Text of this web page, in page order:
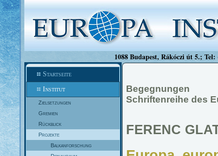
1088 Budapest, Rákóczi út 5.;
Startseite
Institut
Zielsetzungen
Gremien
Rückblick
Projekte
Balkanforschung
Begegnungen
Schriftenreihe des
FERENC